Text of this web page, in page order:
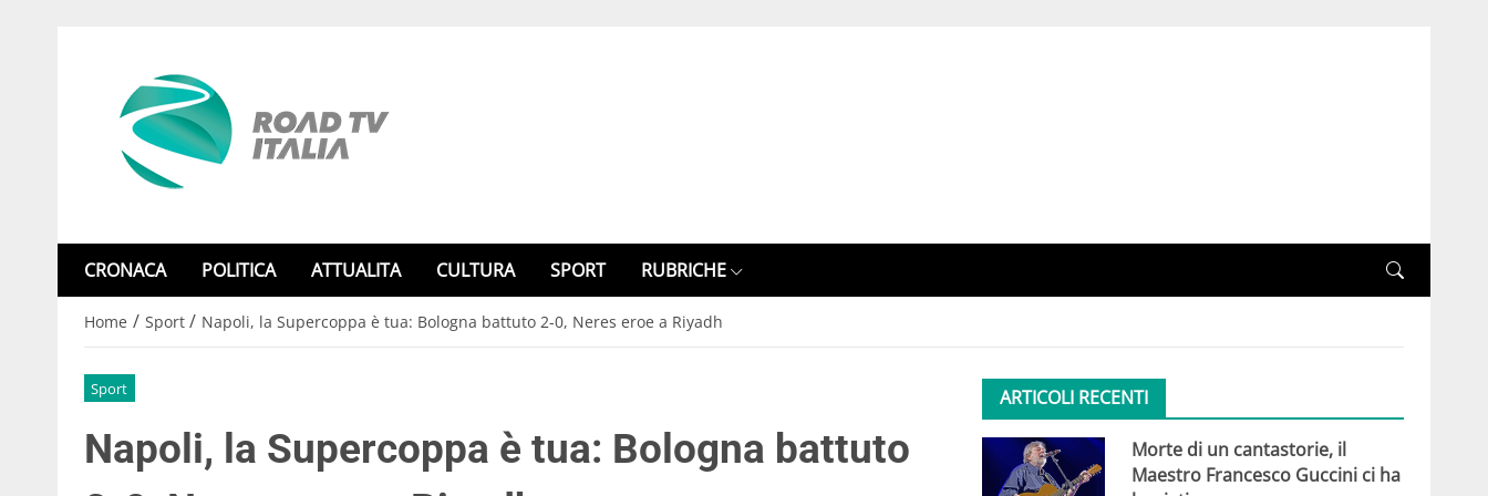
CRONACA POLITICA ATTUALITA CULTURA SPORT RUBRICHE
Home / Sport / Napoli, la Supercoppa è tua: Bologna battuto 2-0, Neres eroe a Riyadh
Sport
Napoli, la Supercoppa è tua: Bologna battuto
ARTICOLI RECENTI
Morte di un cantastorie, il
Maestro Francesco Guccini ci ha